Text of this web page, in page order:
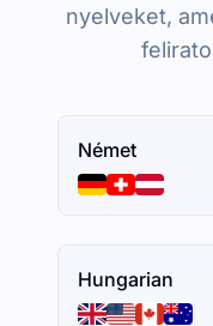
nyelveket,
Német
Hungarian